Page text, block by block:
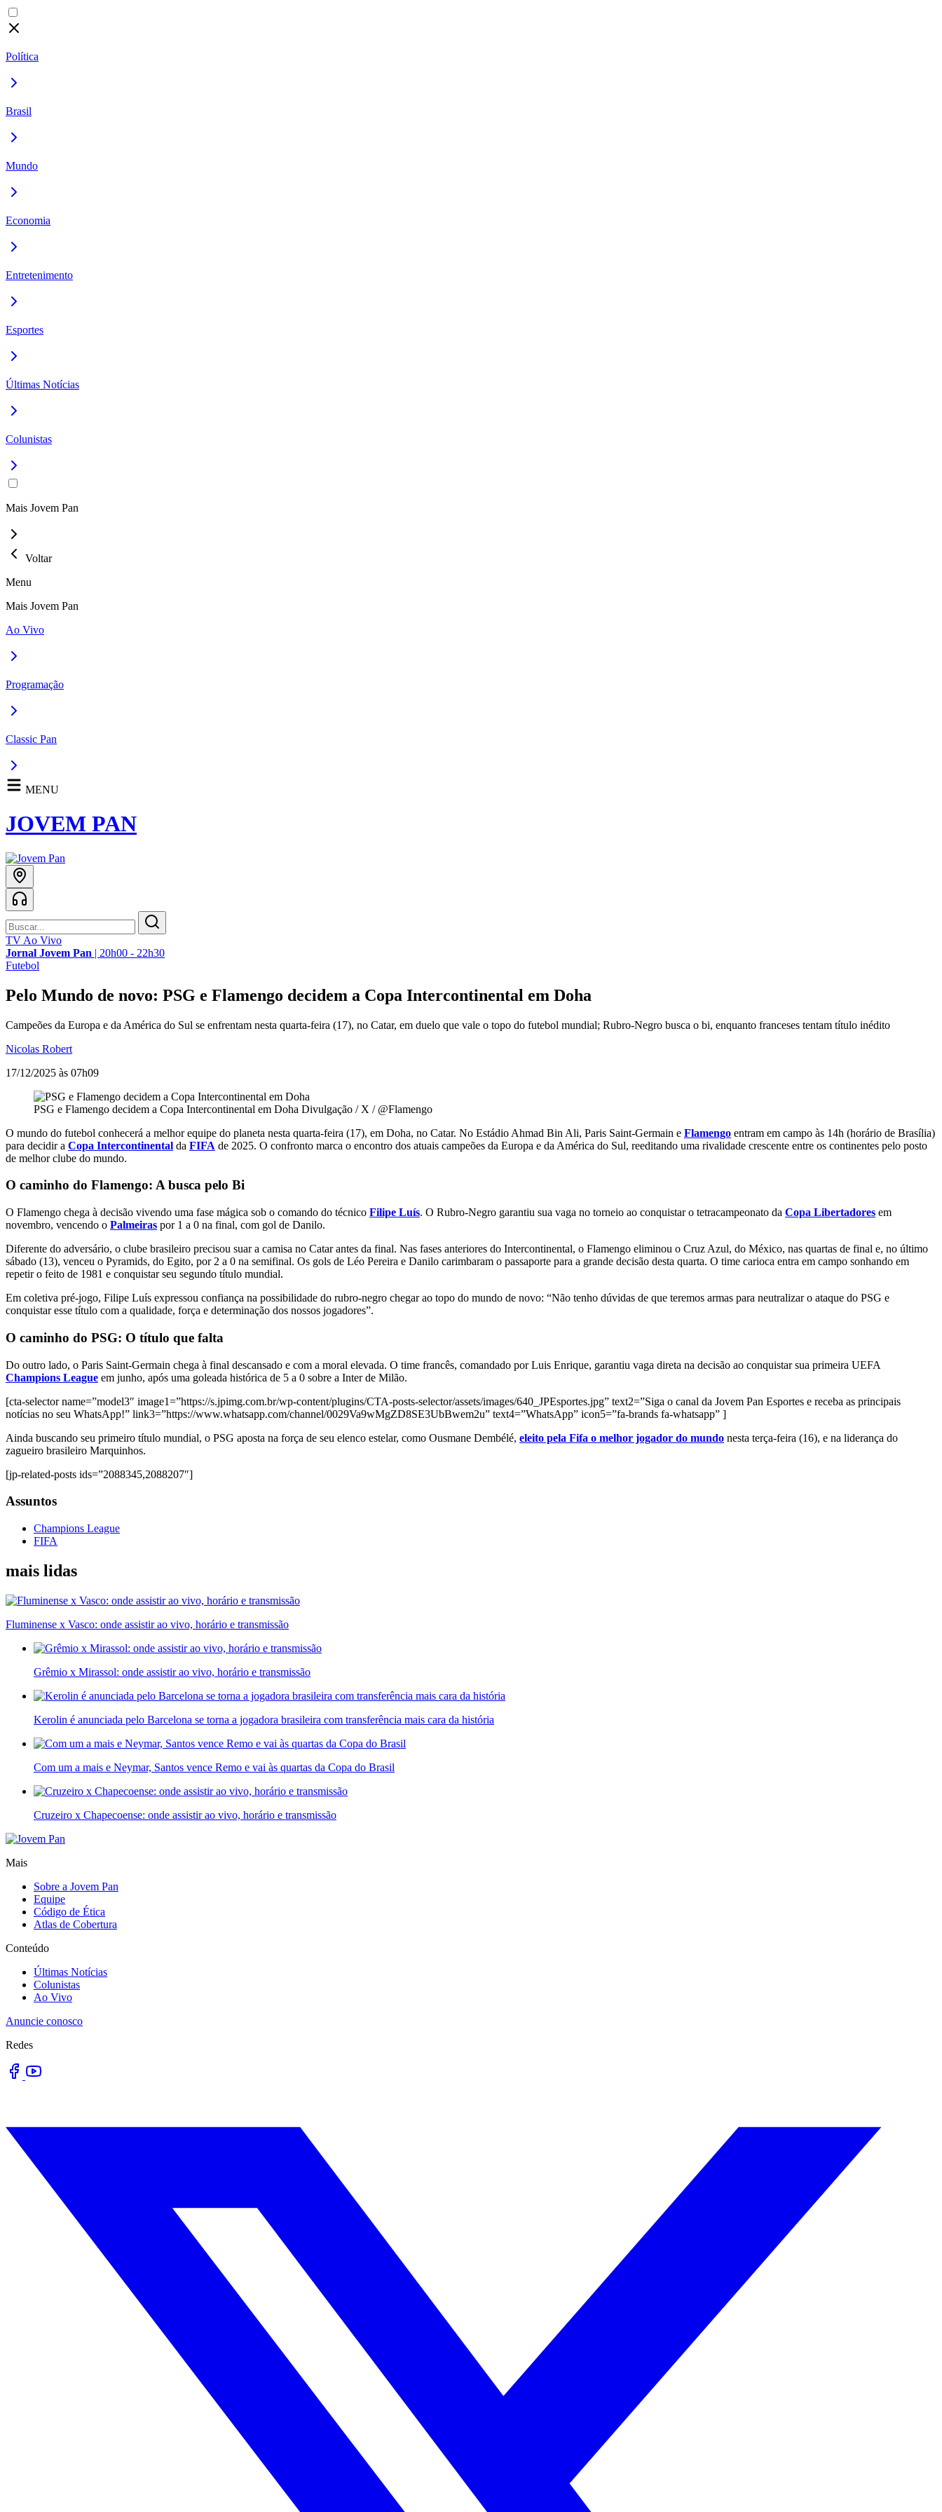
Política
Brasil
Mundo
Economia
Entretenimento
Esportes
Últimas Notícias
Colunistas
Mais Jovem Pan
Voltar
Menu
Mais Jovem Pan
Ao Vivo
Programação
Classic Pan
MENU
JOVEM PAN
TV Ao Vivo
Jornal Jovem Pan | 20h00 - 22h30
Futebol
Pelo Mundo de novo: PSG e Flamengo decidem a Copa Intercontinental em Doha
Campeões da Europa e da América do Sul se enfrentam nesta quarta-feira (17), no Catar, em duelo que vale o topo do futebol mundial; Rubro-Negro busca o bi, enquanto franceses tentam título inédito
Nicolas Robert
17/12/2025 às 07h09
PSG e Flamengo decidem a Copa Intercontinental em Doha Divulgação / X / @Flamengo
O mundo do futebol conhecerá a melhor equipe do planeta nesta quarta-feira (17), em Doha, no Catar. No Estádio Ahmad Bin Ali, Paris Saint-Germain e Flamengo entram em campo às 14h (horário de Brasília)
para decidir a Copa Intercontinental da FIFA de 2025. O confronto marca o encontro dos atuais campeões da Europa e da América do Sul, reeditando uma rivalidade crescente entre os continentes pelo posto
de melhor clube do mundo.
O caminho do Flamengo: A busca pelo Bi
O Flamengo chega à decisão vivendo uma fase mágica sob o comando do técnico Filipe Luís. O Rubro-Negro garantiu sua vaga no torneio ao conquistar o tetracampeonato da Copa Libertadores em
novembro, vencendo o Palmeiras por 1 a 0 na final, com gol de Danilo.
Diferente do adversário, o clube brasileiro precisou suar a camisa no Catar antes da final. Nas fases anteriores do Intercontinental, o Flamengo eliminou o Cruz Azul, do México, nas quartas de final e, no último
sábado (13), venceu o Pyramids, do Egito, por 2 a 0 na semifinal. Os gols de Léo Pereira e Danilo carimbaram o passaporte para a grande decisão desta quarta. O time carioca entra em campo sonhando em
repetir o feito de 1981 e conquistar seu segundo título mundial.
Em coletiva pré-jogo, Filipe Luís expressou confiança na possibilidade do rubro-negro chegar ao topo do mundo de novo: “Não tenho dúvidas de que teremos armas para neutralizar o ataque do PSG e
conquistar esse título com a qualidade, força e determinação dos nossos jogadores”.
O caminho do PSG: O título que falta
Do outro lado, o Paris Saint-Germain chega à final descansado e com a moral elevada. O time francês, comandado por Luis Enrique, garantiu vaga direta na decisão ao conquistar sua primeira UEFA
Champions League em junho, após uma goleada histórica de 5 a 0 sobre a Inter de Milão.
[cta-selector name=”model3″ image1=”https://s.jpimg.com.br/wp-content/plugins/CTA-posts-selector/assets/images/640_JPEsportes.jpg” text2=”Siga o canal da Jovem Pan Esportes e receba as principais
notícias no seu WhatsApp!” link3=”https://www.whatsapp.com/channel/0029Va9wMgZD8SE3UbBwem2u” text4=”WhatsApp” icon5=”fa-brands fa-whatsapp” ]
Ainda buscando seu primeiro título mundial, o PSG aposta na força de seu elenco estelar, como Ousmane Dembélé, eleito pela Fifa o melhor jogador do mundo nesta terça-feira (16), e na liderança do
zagueiro brasileiro Marquinhos.
[jp-related-posts ids=”2088345,2088207″]
Assuntos
Champions League
FIFA
mais lidas
Fluminense x Vasco: onde assistir ao vivo, horário e transmissão
Grêmio x Mirassol: onde assistir ao vivo, horário e transmissão
Kerolin é anunciada pelo Barcelona se torna a jogadora brasileira com transferência mais cara da história
Com um a mais e Neymar, Santos vence Remo e vai às quartas da Copa do Brasil
Cruzeiro x Chapecoense: onde assistir ao vivo, horário e transmissão
Mais
Sobre a Jovem Pan
Equipe
Código de Ética
Atlas de Cobertura
Conteúdo
Últimas Notícias
Colunistas
Ao Vivo
Anuncie conosco
Redes